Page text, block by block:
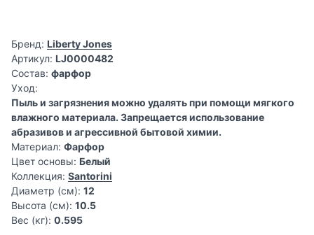
Бренд: Liberty Jones
Артикул: LJ0000482
Состав: фарфор
Уход:
Пыль и загрязнения можно удалять при помощи мягкого
влажного материала. Запрещается использование
абразивов и агрессивной бытовой химии.
Материал: Фарфор
Цвет основы: Белый
Коллекция: Santorini
Диаметр (см): 12
Высота (см): 10.5
Вес (кг): 0.595